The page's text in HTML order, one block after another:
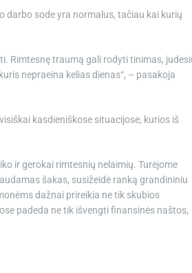
darbo sode yra normalus, tačiau kai kurių
Rimtesnę traumą gali rodyti tinimas,
nepraeina kelias dienas“, – pasakoja
kasdieniškose situacijose, kurios iš
ir gerokai rimtesnių nelaimių. Turėjome
šakas, susižeidė ranką grandininiu
dažnai prireikia ne tik skubios
padeda ne tik išvengti finansinės naštos,